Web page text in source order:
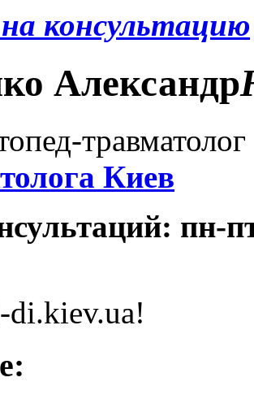
консультацию
Александр
Киев
пн-